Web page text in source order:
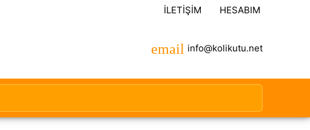
İLETIŞIM HESABIM
info@kolikutu.net